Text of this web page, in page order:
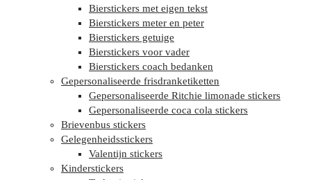
Bierstickers met eigen tekst
Bierstickers meter en peter
Bierstickers getuige
Bierstickers voor vader
Bierstickers coach bedanken
Gepersonaliseerde frisdranketiketten
Gepersonaliseerde Ritchie limonade stickers
Gepersonaliseerde coca cola stickers
Brievenbus stickers
Gelegenheidsstickers
Valentijn stickers
Kinderstickers